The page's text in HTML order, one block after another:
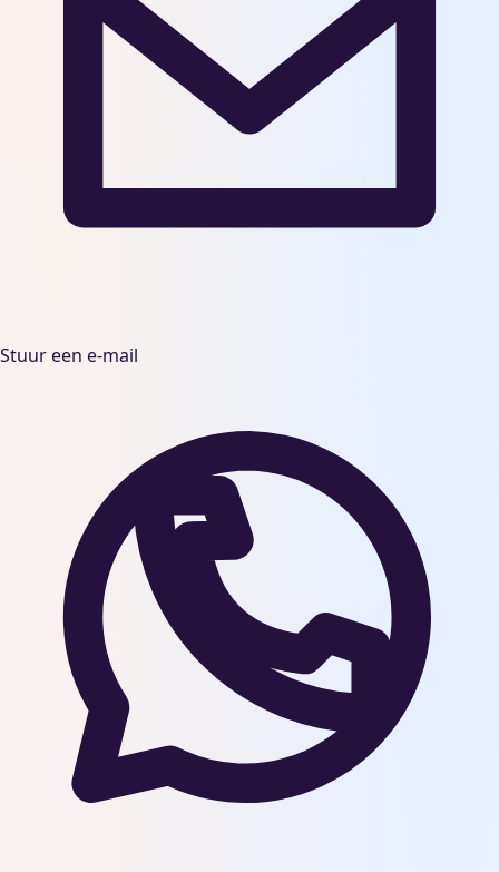
Stuur een e-mail